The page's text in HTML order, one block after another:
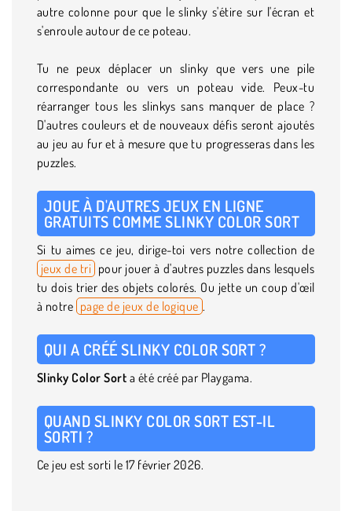
autre colonne pour que le slinky s'étire sur l'écran et
s'enroule autour de ce poteau.
Tu ne peux déplacer un slinky que vers une pile
correspondante ou vers un poteau vide. Peux-tu
réarranger tous les slinkys sans manquer de place ?
D'autres couleurs et de nouveaux défis seront ajoutés
au jeu au fur et à mesure que tu progresseras dans les
puzzles.
JOUE À D'AUTRES JEUX EN LIGNE
GRATUITS COMME SLINKY COLOR SORT
Si tu aimes ce jeu, dirige-toi vers notre collection de
jeux de tri pour jouer à d'autres puzzles dans lesquels
tu dois trier des objets colorés. Ou jette un coup d'œil
à notre page de jeux de logique .
QUI A CRÉÉ SLINKY COLOR SORT ?
Slinky Color Sort a été créé par Playgama.
QUAND SLINKY COLOR SORT EST-IL
SORTI ?
Ce jeu est sorti le 17 février 2026.